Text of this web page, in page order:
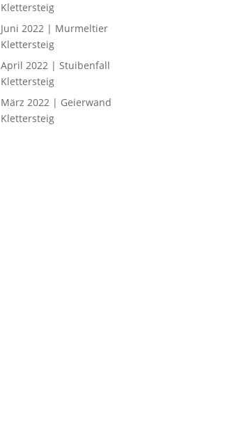
Klettersteig
Juni 2022 | Murmeltier
Klettersteig
April 2022 | Stuibenfall
Klettersteig
März 2022 | Geierwand
Klettersteig